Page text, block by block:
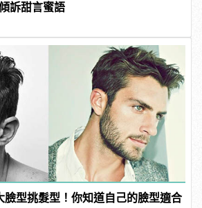
訴甜言蜜語
臉型挑髮型！你知道自己的臉型適合